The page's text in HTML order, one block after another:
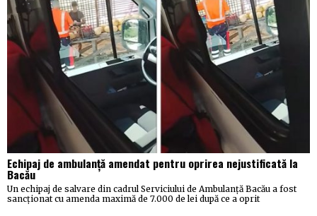
Echipaj de ambulanță amendat pentru oprirea nejustificată la
Bacău
Un echipaj de salvare din cadrul Serviciului de Ambulanță Bacău a fost
sancționat cu amenda maximă de 7.000 de lei după ce a oprit